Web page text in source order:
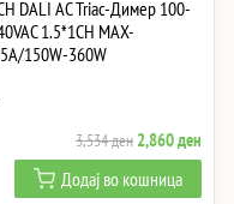
DALI AC Triac-Димер 100-
1.5*1CH MAX-
150W-360W
3,534ден Original
price
was:
2,860ден
price
is:
Додај во кошница